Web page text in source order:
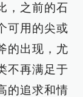
，之前的石
可用的尖或
的出现，尤
不再满足于
的追求和情